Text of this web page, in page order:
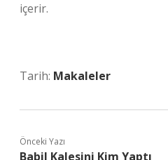
içerir.
Tarih: Makaleler
Önceki Yazı
Babil Kalesini Kim Yaptı